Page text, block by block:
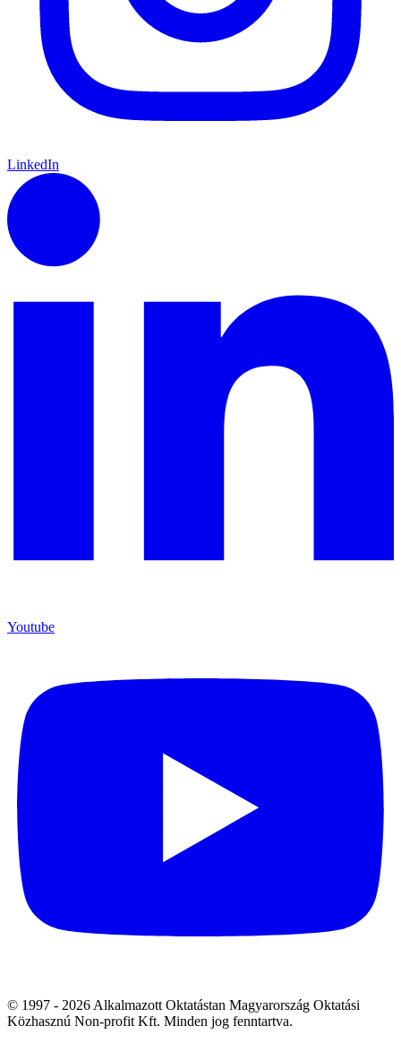
LinkedIn
Youtube
© 1997 - 2026 Alkalmazott Oktatástan Magyarország Oktatási
Közhasznú Non-profit Kft. Minden jog fenntartva.